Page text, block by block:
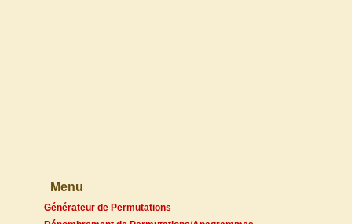
Menu
Générateur de Permutations